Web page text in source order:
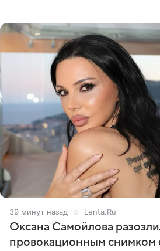
39 минут назад Lenta.Ru
Оксана Самойлова
провокационным снимком